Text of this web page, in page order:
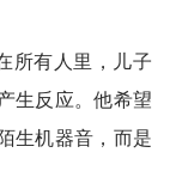
所有人里，儿子
生反应。他希望
生机器音，而是